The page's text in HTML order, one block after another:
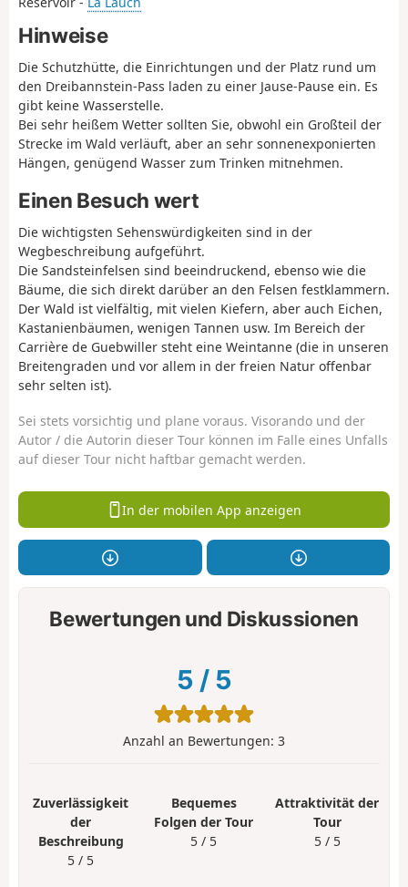
Hinweise
Die Schutzhütte, die Einrichtungen und der Platz rund um
den Dreibannstein-Pass laden zu einer Jause-Pause ein. Es
gibt keine Wasserstelle.
Bei sehr heißem Wetter sollten Sie, obwohl ein Großteil der
Strecke im Wald verläuft, aber an sehr sonnenexponierten
Hängen, genügend Wasser zum Trinken mitnehmen.
Einen Besuch wert
Die wichtigsten Sehenswürdigkeiten sind in der
Wegbeschreibung aufgeführt.
Die Sandsteinfelsen sind beeindruckend, ebenso wie die
Bäume, die sich direkt darüber an den Felsen festklammern.
Der Wald ist vielfältig, mit vielen Kiefern, aber auch Eichen,
Kastanienbäumen, wenigen Tannen usw. Im Bereich der
Carrière de Guebwiller steht eine Weintanne (die in unseren
Breitengraden und vor allem in der freien Natur offenbar
sehr selten ist).
Sei stets vorsichtig und plane voraus. Visorando und der
Autor / die Autorin dieser Tour können im Falle eines Unfalls
auf dieser Tour nicht haftbar gemacht werden.
In der mobilen App anzeigen
Bewertungen und Diskussionen
5 / 5
Anzahl an Bewertungen: 3
Zuverlässigkeit
der
Beschreibung
5 / 5
Bequemes
Folgen der Tour
5 / 5
Attraktivität der
Tour
5 / 5